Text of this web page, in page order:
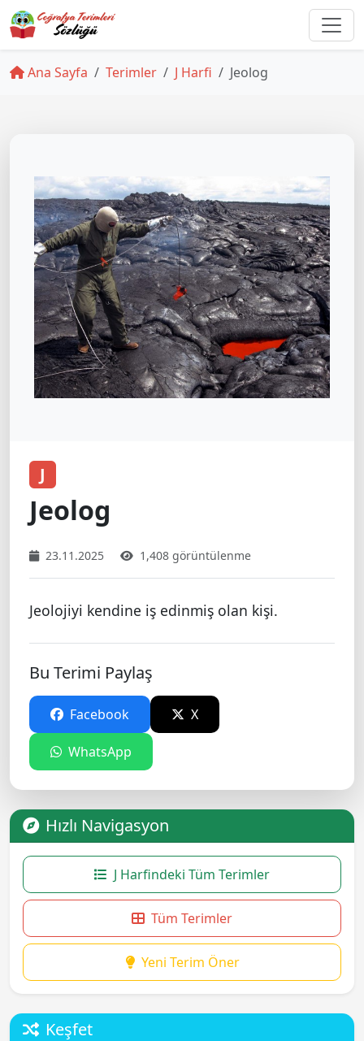
Ana Sayfa Terimler J Harfi Jeolog
J
Jeolog
23.11.2025 1,408 görüntülenme
Jeolojiyi kendine iş edinmiş olan kişi.
Bu Terimi Paylaş
Facebook X
WhatsApp
Hızlı Navigasyon
J Harfindeki Tüm Terimler
Tüm Terimler
Yeni Terim Öner
Keşfet